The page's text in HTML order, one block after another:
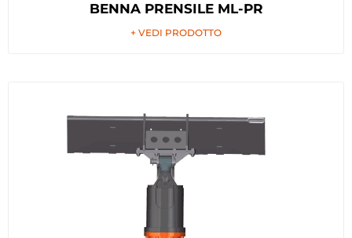
BENNA PRENSILE ML-PR
+ VEDI PRODOTTO